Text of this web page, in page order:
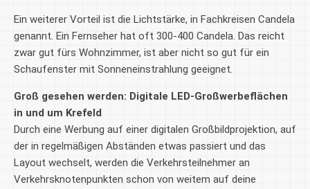
Ein weiterer Vorteil ist die Lichtstärke, in Fachkreisen Candela
genannt. Ein Fernseher hat oft 300-400 Candela. Das reicht
zwar gut fürs Wohnzimmer, ist aber nicht so gut für ein
Schaufenster mit Sonneneinstrahlung geeignet.
Groß gesehen werden: Digitale LED-Großwerbeflächen
in und um Krefeld
Durch eine Werbung auf einer digitalen Großbildprojektion, auf
der in regelmäßigen Abständen etwas passiert und das
Layout wechselt, werden die Verkehrsteilnehmer an
Verkehrsknotenpunkten schon von weitem auf deine